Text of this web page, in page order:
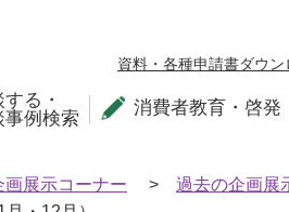
資料・各種申請書ダウン
る・
事例検索
消費者教育・啓発
展示コーナー > 過去の企画展